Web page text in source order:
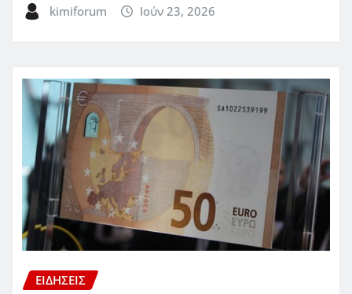
kimiforum Ιούν 23, 2026
ΕΙΔΗΣΕΙΣ